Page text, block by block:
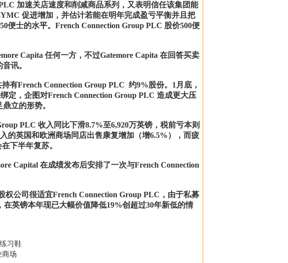
加速关店速度和削减商品系列，又表明信任该集团能
促进增加，并估计若能在明年完成盈亏平衡并且把
便士的水平。French Connection Group PLC 股价500便
Capita 任何一方，不过Gatemore Capita 在回答买卖
讯。
有French Connection Group PLC 约9%股份。1月底，
定，企图对French Connection Group PLC 造成更大压
立的形势。
PLC 收入同比下滑8.7%至6,920万英镑，税前亏本则
的英国和欧洲商场同店出售康复增加（增6.5%），而疲
下半年复苏。
Capital 在成绩发布后安排了一次与French Connection
权公司很适宜French Connection Group PLC，由于私募
英镑本年现已大幅价值降低19%创超过30年新低的情
习鞋
商场